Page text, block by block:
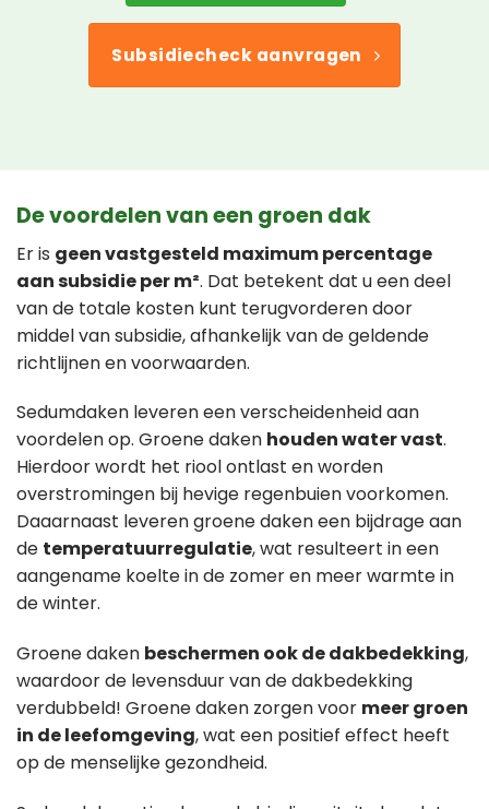
Subsidiecheck aanvragen
De voordelen van een groen dak
Er is geen vastgesteld maximum percentage
aan subsidie per m². Dat betekent dat u een deel
van de totale kosten kunt terugvorderen door
middel van subsidie, afhankelijk van de geldende
richtlijnen en voorwaarden.
Sedumdaken leveren een verscheidenheid aan
voordelen op. Groene daken houden water vast.
Hierdoor wordt het riool ontlast en worden
overstromingen bij hevige regenbuien voorkomen.
Daaarnaast leveren groene daken een bijdrage aan
de temperatuurregulatie, wat resulteert in een
aangename koelte in de zomer en meer warmte in
de winter.
Groene daken beschermen ook de dakbedekking,
waardoor de levensduur van de dakbedekking
verdubbeld! Groene daken zorgen voor meer groen
in de leefomgeving, wat een positief effect heeft
op de menselijke gezondheid.